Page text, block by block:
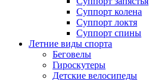
Суппорт колена
Суппорт локтя
Суппорт спины
Летние виды спорта
Беговелы
Гироскутеры
Детские велосипеды